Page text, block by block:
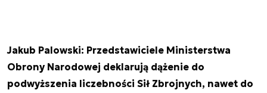
Jakub Palowski: Przedstawiciele Ministerstwa
Obrony Narodowej deklarują dążenie do
podwyższenia liczebności Sił Zbrojnych, nawet do